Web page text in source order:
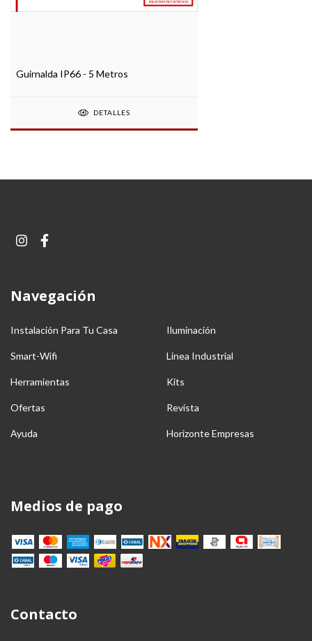
Guirnalda IP66 - 5 Metros
DETALLES
Navegación
Instalación Para Tu Casa Iluminación
Smart-Wifi Linea Industrial
Herramientas Kits
Ofertas Revista
Ayuda Horizonte Empresas
Medios de pago
Contacto